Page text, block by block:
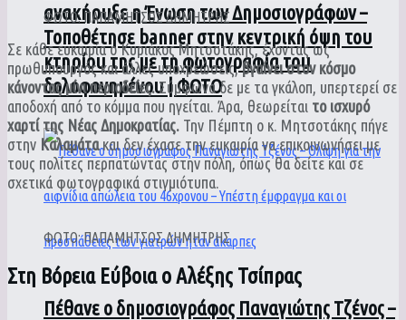
ανακήρυξε η Ένωση των Δημοσιογράφων –
Τοποθέτησε banner στην κεντρική όψη του
κτηρίου της με τη φωτογραφία του
δολοφονημένου | ΦΩΤΟ
Πέθανε ο δημοσιογράφος Παναγιώτης Τζένος –
ΦΩΤΟ: ΠΑΠΑΜΗΤΣΟΣ ΔΗΜΗΤΡΗΣ
Σε κάθε ευκαιρία ο Κυριάκος Μητσοτάκης, έχοντας ως
πρωθυπουργός και άλλες υποχρεώσεις,βγαίνει στον κόσμο
κάνοντας μίνι περιοδείες.Σύμφωνα δε με τα γκάλοπ, υπερτερεί σε
αποδοχή από το κόμμα που ηγείται. Άρα, θεωρείται το ισχυρό
χαρτί της Νέας Δημοκρατίας. Την Πέμπτη ο κ. Μητσοτάκης πήγε
στην Καλαμάτακαι δεν έχασε την ευκαιρία να επικοινωνήσει με
τους πολίτες περπατώντας στην πόλη, όπως θα δείτε και σε
σχετικά φωτογραφικά στιγμιότυπα.
ΦΩΤΟ: ΠΑΠΑΜΗΤΣΟΣ ΔΗΜΗΤΡΗΣ
Στη Βόρεια Εύβοια ο Αλέξης Τσίπρας